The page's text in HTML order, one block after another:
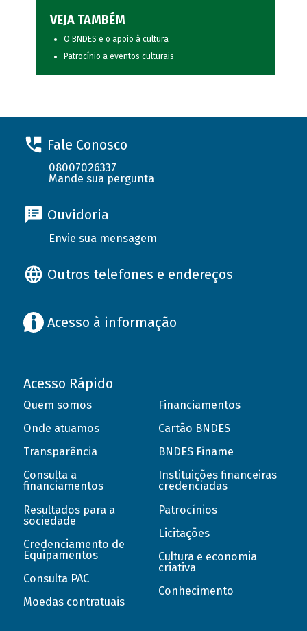
VEJA TAMBÉM
O BNDES e o apoio à cultura
Patrocínio a eventos culturais
Fale Conosco
08007026337
Mande sua pergunta
Ouvidoria
Envie sua mensagem
Outros telefones e endereços
Acesso à informação
Acesso Rápido
Quem somos
Onde atuamos
Transparência
Consulta a
financiamentos
Resultados para a
sociedade
Credenciamento de
Equipamentos
Consulta PAC
Moedas contratuais
Financiamentos
Cartão BNDES
BNDES Finame
Instituições financeiras
credenciadas
Patrocínios
Licitações
Cultura e economia
criativa
Conhecimento